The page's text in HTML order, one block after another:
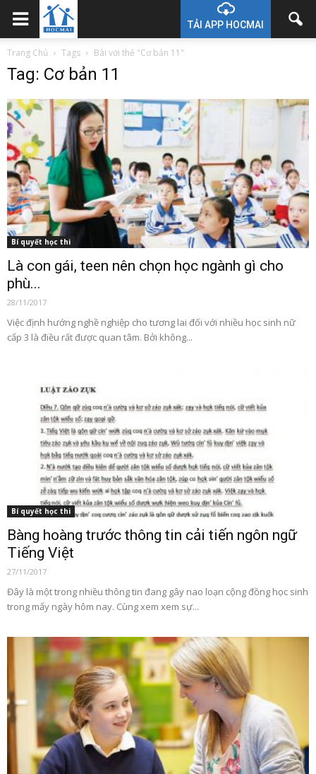
TẢI APP HOCMAI
Trang Chủ Tags Bài với thẻ "Cơ bản 11"
Tag: Cơ bản 11
Bí quyết học thi
Là con gái, teen nên chọn học ngành gì cho
phù...
28/11/2017
Việc định hướng nghề nghiệp cho tương lai đối với nhiều học sinh nữ
cấp 3 là điều rất được quan tâm. Bởi không...
Bí quyết học thi
Bàng hoàng trước thông tin cải tiến ngôn ngữ
Tiếng Việt
27/11/2017
Đây là một trong nhiều thông tin đang gây nao loạn cộng đồng học sinh
trong mấy ngày hôm nay. Cùng xem xem sự...